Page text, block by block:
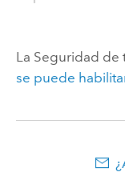
La Seguridad de
se puede